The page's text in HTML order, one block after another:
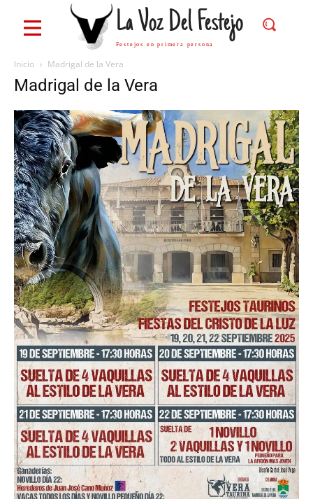
La Voz Del Festejo
Festejos en primera persona
Inicio Madrigal de la Vera
Madrigal de la Vera